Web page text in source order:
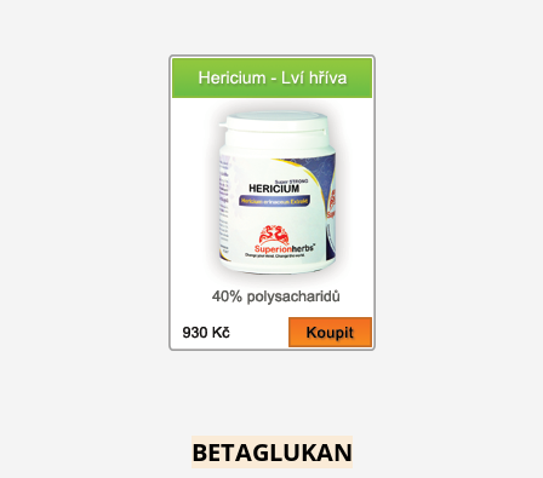
BETAGLUKAN